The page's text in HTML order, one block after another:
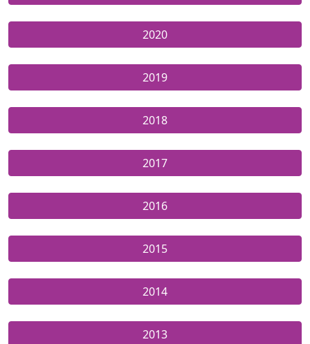
2020
2019
2018
2017
2016
2015
2014
2013